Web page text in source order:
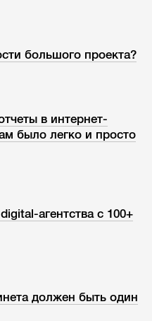
большого проекта?
в интернет-
было легко и просто
агентства с 100+
должен быть один